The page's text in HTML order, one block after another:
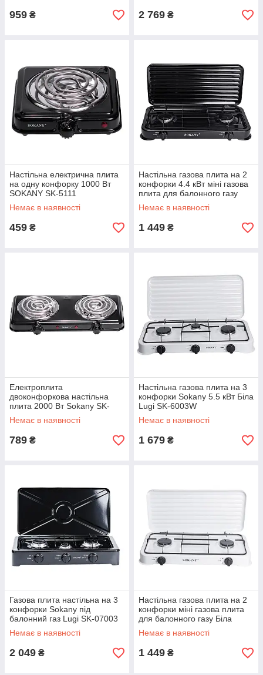
959 ₴ 2 769 ₴
Настільна електрична плита
на одну конфорку 1000 Вт
SOKANY SK-5111
Немає в наявності
459 ₴
Настільна газова плита на 2
конфорки 4.4 кВт міні газова
плита для балонного газу
Чорна Sokany SK-6002B
Немає в наявності
1 449 ₴
Електроплита
двоконфоркова настільна
плита 2000 Вт Sokany SK-
5110
Немає в наявності
789 ₴
Настільна газова плита на 3
конфорки Sokany 5.5 кВт Біла
Lugi SK-6003W
Немає в наявності
1 679 ₴
Газова плита настільна на 3
конфорки Sokany під
балонний газ Lugi SK-07003
Немає в наявності
2 049 ₴
Настільна газова плита на 2
конфорки міні газова плита
для балонного газу Біла
Sokany SK-6002W
Немає в наявності
1 449 ₴